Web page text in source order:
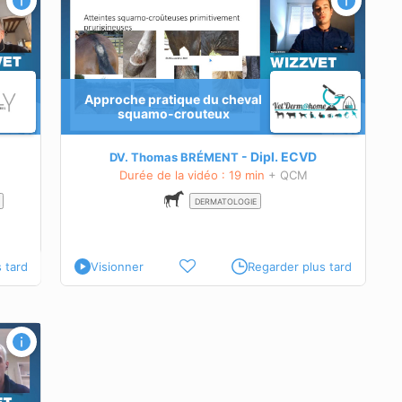
tard
Approche pratique du cheval
squamo-crouteux
DV. Thomas BRÉMENT Dipl. ECVD
Durée de la vidéo : 19 min + QCM
DERMATOLOGIE
lors
Visionner Regarder plus tard